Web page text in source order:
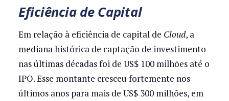
Eficiência de Capital
Em relação à eficiência de capital de Cloud, a
mediana histórica de captação de investimento
nas últimas décadas foi de US$ 100 milhões até o
IPO. Esse montante cresceu fortemente nos
últimos anos para mais de US$ 300 milhões, em